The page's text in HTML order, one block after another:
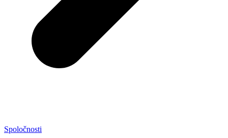
Spoločnosti